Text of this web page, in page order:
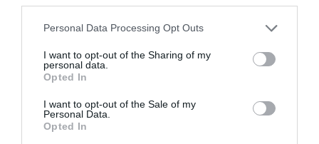
Personal Data Processing Opt Outs
I want to opt-out of the Sharing of my
personal data.
Opted In
I want to opt-out of the Sale of my
Personal Data.
Opted In
riegos mas moderados y distanciados en ejemplares
adultos, enraizados y cultivados en el jardin, estos
ejemplares son muy resistentes a periodos de sequía.
Aunque no necesitan poda, si las podamos
conseguiremos plantas más compactas, podemos
podarlas a finales de invierno, pero probablemente
perderemos parte de la floración primaveral, si